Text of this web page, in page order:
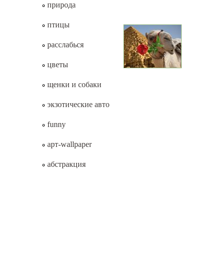
природа
птицы
расслабься
цветы
щенки и собаки
экзотические авто
funny
арт-wallpaper
абстракция